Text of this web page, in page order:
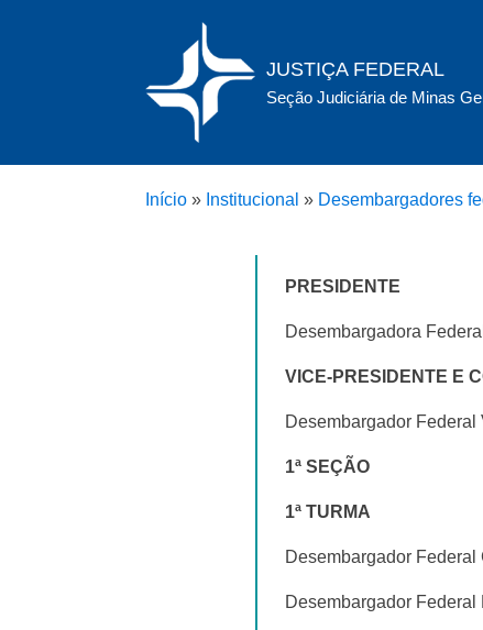
JUSTIÇA FEDERAL
Seção Judiciária de Minas
Início » Institucional » Desembargadores
PRESIDENTE
Desembargadora
VICE-PRESIDENTE E
Desembargador
1ª SEÇÃO
1ª TURMA
Desembargador
Desembargador